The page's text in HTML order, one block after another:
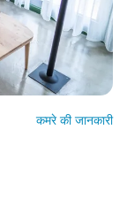
कमरे की जानकारी